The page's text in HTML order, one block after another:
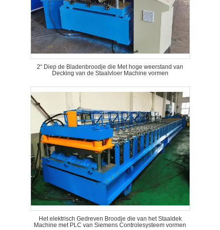
2“ Diep de Bladenbroodje die Met hoge weerstand van
Decking van de Staalvloer Machine vormen
Het elektrisch Gedreven Broodje die van het Staaldek
Machine met PLC van Siemens Controlesysteem vormen